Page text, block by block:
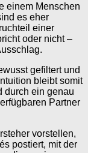
einem Menschen
es eher
einer
oder nicht –
gefiltert und
bleibt somit
durch ein genau
Partner
vorstellen,
postiert, mit der